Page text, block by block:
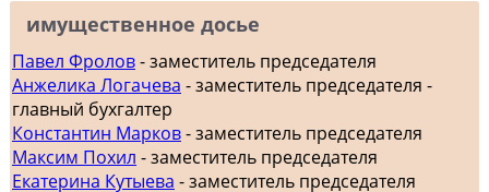
имущественное досье
Павел Фролов- заместитель председателя
Анжелика Логачева - заместитель председателя -
главный бухгалтер
Константин Марков- заместитель председателя
Максим Похил - заместитель председателя
Екатерина Кутыева - заместитель председателя